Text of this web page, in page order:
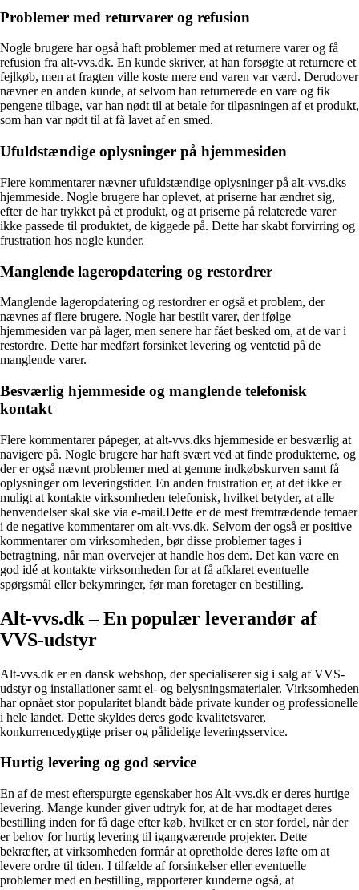
Problemer med returvarer og refusion
Nogle brugere har også haft problemer med at returnere varer og få
refusion fra alt-vvs.dk. En kunde skriver, at han forsøgte at returnere et
fejlkøb, men at fragten ville koste mere end varen var værd. Derudover
nævner en anden kunde, at selvom han returnerede en vare og fik
pengene tilbage, var han nødt til at betale for tilpasningen af et produkt,
som han var nødt til at få lavet af en smed.
Ufuldstændige oplysninger på hjemmesiden
Flere kommentarer nævner ufuldstændige oplysninger på alt-vvs.dks
hjemmeside. Nogle brugere har oplevet, at priserne har ændret sig,
efter de har trykket på et produkt, og at priserne på relaterede varer
ikke passede til produktet, de kiggede på. Dette har skabt forvirring og
frustration hos nogle kunder.
Manglende lageropdatering og restordrer
Manglende lageropdatering og restordrer er også et problem, der
nævnes af flere brugere. Nogle har bestilt varer, der ifølge
hjemmesiden var på lager, men senere har fået besked om, at de var i
restordre. Dette har medført forsinket levering og ventetid på de
manglende varer.
Besværlig hjemmeside og manglende telefonisk
kontakt
Flere kommentarer påpeger, at alt-vvs.dks hjemmeside er besværlig at
navigere på. Nogle brugere har haft svært ved at finde produkterne, og
der er også nævnt problemer med at gemme indkøbskurven samt få
oplysninger om leveringstider. En anden frustration er, at det ikke er
muligt at kontakte virksomheden telefonisk, hvilket betyder, at alle
henvendelser skal ske via e-mail.Dette er de mest fremtrædende temaer
i de negative kommentarer om alt-vvs.dk. Selvom der også er positive
kommentarer om virksomheden, bør disse problemer tages i
betragtning, når man overvejer at handle hos dem. Det kan være en
god idé at kontakte virksomheden for at få afklaret eventuelle
spørgsmål eller bekymringer, før man foretager en bestilling.
Alt-vvs.dk – En populær leverandør af
VVS-udstyr
Alt-vvs.dk er en dansk webshop, der specialiserer sig i salg af VVS-
udstyr og installationer samt el- og belysningsmaterialer. Virksomheden
har opnået stor popularitet blandt både private kunder og professionelle
i hele landet. Dette skyldes deres gode kvalitetsvarer,
konkurrencedygtige priser og pålidelige leveringsservice.
Hurtig levering og god service
En af de mest efterspurgte egenskaber hos Alt-vvs.dk er deres hurtige
levering. Mange kunder giver udtryk for, at de har modtaget deres
bestilling inden for få dage efter køb, hvilket er en stor fordel, når der
er behov for hurtig levering til igangværende projekter. Dette
bekræfter, at virksomheden formår at opretholde deres løfte om at
levere ordre til tiden. I tilfælde af forsinkelser eller eventuelle
problemer med en bestilling, rapporterer kunderne også, at